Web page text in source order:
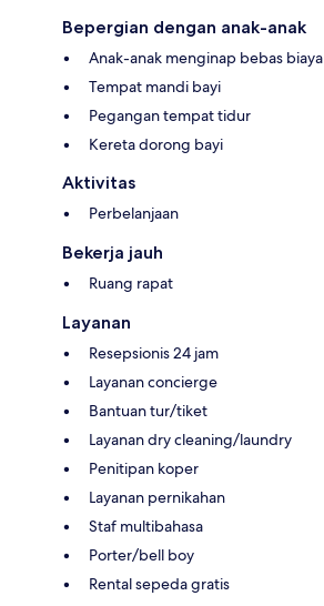
Bepergian dengan anak-anak
Anak-anak menginap bebas biaya
Tempat mandi bayi
Pegangan tempat tidur
Kereta dorong bayi
Aktivitas
Perbelanjaan
Bekerja jauh
Ruang rapat
Layanan
Resepsionis 24 jam
Layanan concierge
Bantuan tur/tiket
Layanan dry cleaning/laundry
Penitipan koper
Layanan pernikahan
Staf multibahasa
Porter/bell boy
Rental sepeda gratis